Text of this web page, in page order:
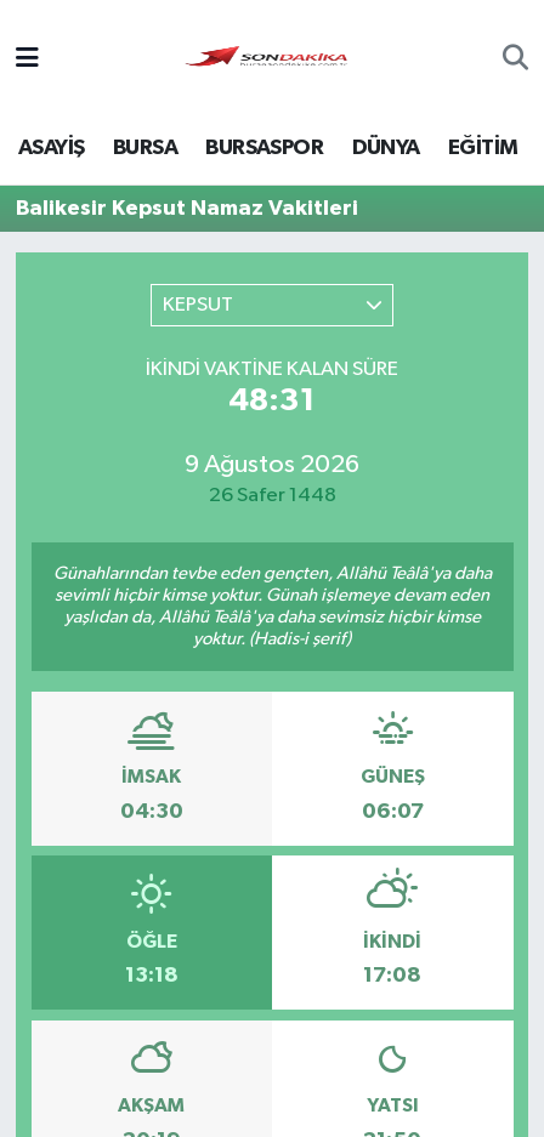
ASAYİŞ BURSA BURSASPOR DÜNYA EĞİTİM
Balikesir Kepsut Namaz Vakitleri
KEPSUT
İKINDI VAKTINE KALAN SÜRE
48:31
9 Ağustos 2026
26 Safer 1448
Günahlarından tevbe eden gençten, Allâhü Teâlâ'ya daha
sevimli hiçbir kimse yoktur. Günah işlemeye devam eden
yaşlıdan da, Allâhü Teâlâ'ya daha sevimsiz hiçbir kimse
yoktur. (Hadis-i şerif)
İMSAK
04:30
GÜNEŞ
06:07
ÖĞLE
13:18
İKINDI
17:08
AKŞAM YATSI
Bursa
Dünya
Sağlık
Türkiye